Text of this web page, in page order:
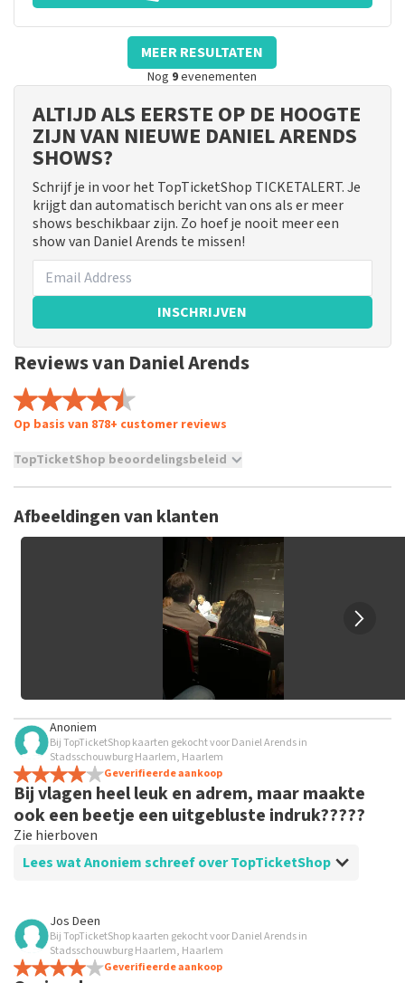
MEER RESULTATEN
Nog 9evenementen
ALTIJD ALS EERSTE OP DE HOOGTE
ZIJN VAN NIEUWE DANIEL ARENDS
SHOWS?
Schrijf je in voor het TopTicketShop TICKETALERT. Je
krijgt dan automatisch bericht van ons als er meer
shows beschikbaar zijn. Zo hoef je nooit meer een
show van Daniel Arends te missen!
INSCHRIJVEN
Reviews van Daniel Arends
Op basis van 878+ customer reviews
TopTicketShop beoordelingsbeleid
niet mogelijk om een review achter te laten als je geen
tickets hebt aangeschaft bij TopTicketShop. Reviews met
grof taalgebruik en/of onwaarheden worden niet geplaatst.
Het kan enkele weken duren voordat een review wordt
Afbeeldingen van klanten
Anoniem
Bij TopTicketShop kaarten gekocht voor Daniel Arends in
Stadsschouwburg Haarlem, Haarlem
Geverifieerde aankoop
Bij vlagen heel leuk en adrem, maar maakte
ook een beetje een uitgebluste indruk?????
Zie hierboven
Lees wat Anoniem schreef over TopTicketShop
Beoordeling van Anoniem over
Prima, houdt zich aan de afspraken
Jos Deen
Bij TopTicketShop kaarten gekocht voor Daniel Arends in
Stadsschouwburg Haarlem, Haarlem
Geverifieerde aankoop